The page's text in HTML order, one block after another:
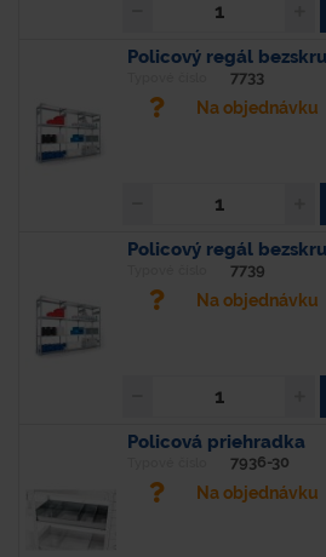
Policový regál
7733
Na objednávku
Policový regál
7739
Na objednávku
Policová priehradka
7936-30
Na objednávku